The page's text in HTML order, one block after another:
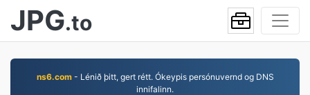
JPG.to
ns6.com- Lénið þitt, gert rétt. Ókeypis persónuvernd og DNS
innifalinn.